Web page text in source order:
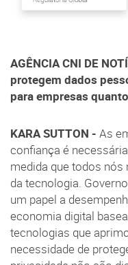
AGÊNCIA CNI DE
protegem dados
para empresas
KARA SUTTON - As
confiança é
medida que todos
da tecnologia.
um papel a
economia digital
tecnologias que
necessidade de